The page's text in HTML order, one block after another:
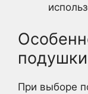
При выборе